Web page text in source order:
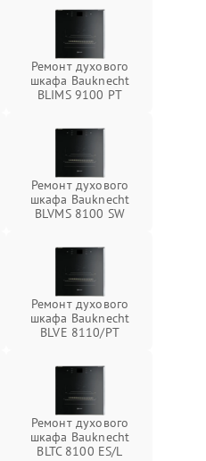
Ремонт духового
шкафа Bauknecht
BLIMS 9100 PT
Ремонт духового
шкафа Bauknecht
BLVMS 8100 SW
Ремонт духового
шкафа Bauknecht
BLVE 8110/PT
Ремонт духового
шкафа Bauknecht
BLTC 8100 ES/L